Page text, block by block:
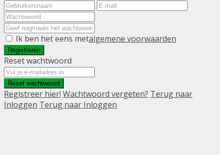
Ik ben het eens metalgemene voorwaarden
Registreren
Reset wachtwoord
Reset wachtwoord
Registreer hier! Wachtwoord vergeten? Terug naar
Inloggen Terug naar Inloggen